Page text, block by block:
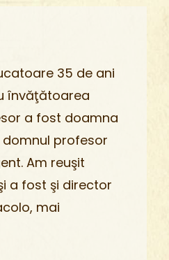
35 de ani
învăţătoarea
a fost doamna
domnul profesor
Am reuşit
a fost şi director
mai